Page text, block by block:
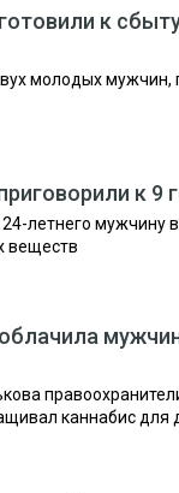
к
молодых мужчин,
к 9
летнего мужчину
веществ
каннабис